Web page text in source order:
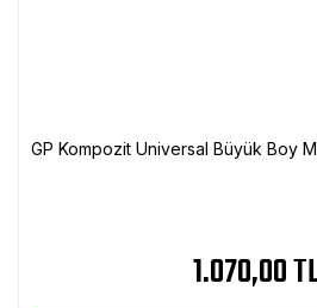
GP Kompozit Universal Büyük Boy
1.070,00